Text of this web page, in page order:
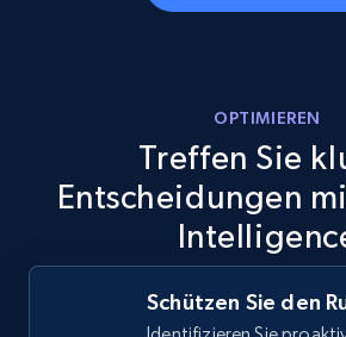
URL, Final price, Sku, Currency, Gtin,
875+
OPTIMIEREN
Treffen Sie
Entscheidungen
Schützen Sie den